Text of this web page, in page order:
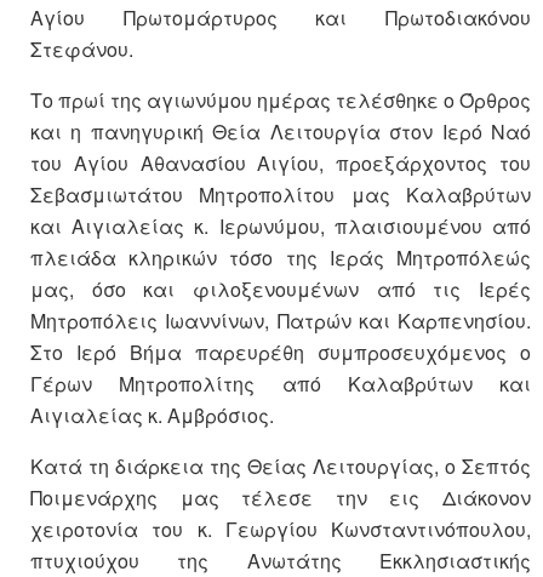
Αγίου Πρωτομάρτυρος και Πρωτοδιακόνου
Στεφάνου.
Το πρωί της αγιωνύμου ημέρας τελέσθηκε ο Όρθρος
και η πανηγυρική Θεία Λειτουργία στον Ιερό Ναό
του Αγίου Αθανασίου Αιγίου, προεξάρχοντος του
Σεβασμιωτάτου Μητροπολίτου μας Καλαβρύτων
και Αιγιαλείας κ. Ιερωνύμου, πλαισιουμένου από
πλειάδα κληρικών τόσο της Ιεράς Μητροπόλεώς
μας, όσο και φιλοξενουμένων από τις Ιερές
Μητροπόλεις Ιωαννίνων, Πατρών και Καρπενησίου.
Στο Ιερό Βήμα παρευρέθη συμπροσευχόμενος ο
Γέρων Μητροπολίτης από Καλαβρύτων και
Αιγιαλείας κ. Αμβρόσιος.
Κατά τη διάρκεια της Θείας Λειτουργίας, ο Σεπτός
Ποιμενάρχης μας τέλεσε την εις Διάκονον
χειροτονία του κ. Γεωργίου Κωνσταντινόπουλου,
πτυχιούχου της Ανωτάτης Εκκλησιαστικής